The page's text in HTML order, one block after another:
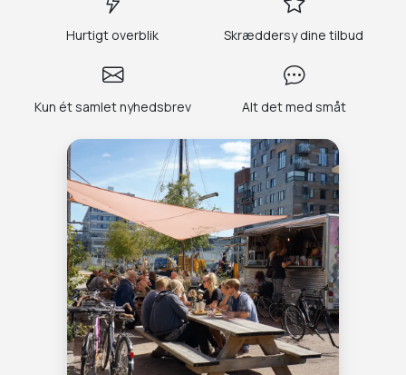
Hurtigt overblik Skræddersy dine tilbud
Kun ét samlet nyhedsbrev Alt det med småt